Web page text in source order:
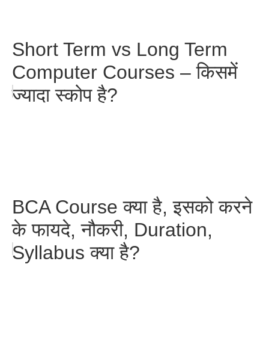
Short Term vs Long Term
Computer Courses – किसमें
ज्यादा स्कोप है?
BCA Course क्या है, इसको करने
के फायदे, नौकरी, Duration,
Syllabus क्या है?